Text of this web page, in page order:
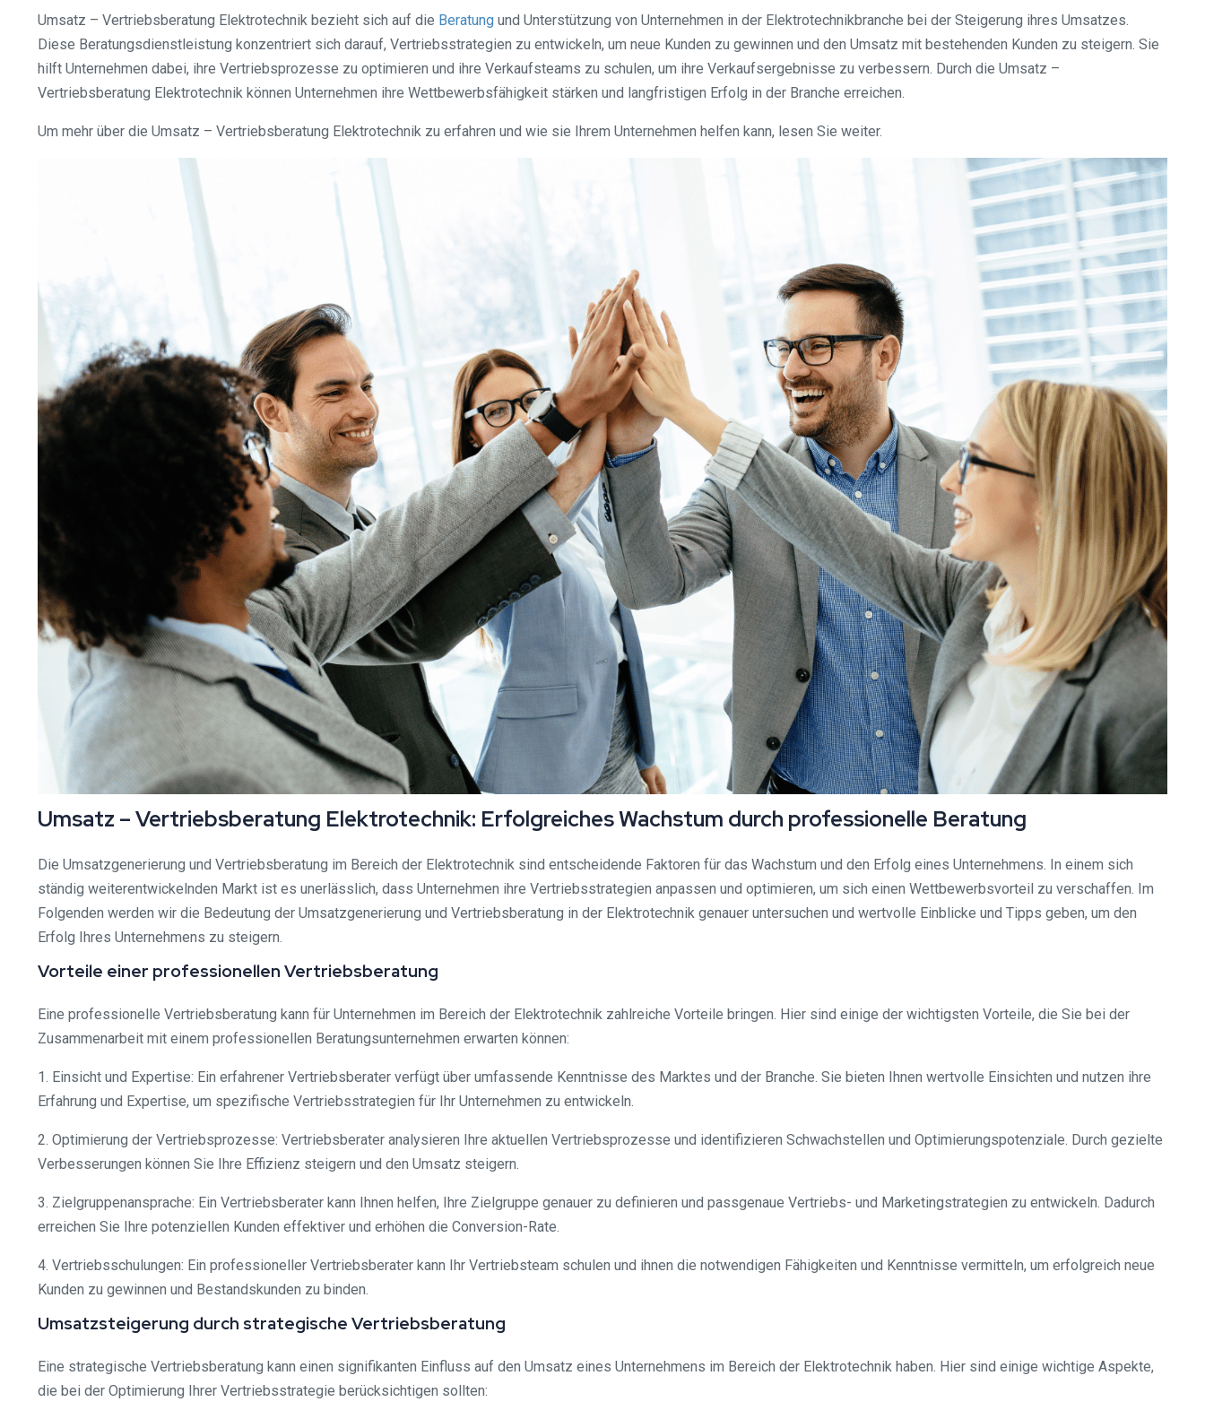
Umsatz – Vertriebsberatung Elektrotechnik bezieht sich auf die Beratung und Unterstützung von Unternehmen in der Elektrotechnikbranche bei der Steigerung ihres Umsatzes.
Diese Beratungsdienstleistung konzentriert sich darauf, Vertriebsstrategien zu entwickeln, um neue Kunden zu gewinnen und den Umsatz mit bestehenden Kunden zu steigern. Sie
hilft Unternehmen dabei, ihre Vertriebsprozesse zu optimieren und ihre Verkaufsteams zu schulen, um ihre Verkaufsergebnisse zu verbessern. Durch die Umsatz –
Vertriebsberatung Elektrotechnik können Unternehmen ihre Wettbewerbsfähigkeit stärken und langfristigen Erfolg in der Branche erreichen.
Um mehr über die Umsatz – Vertriebsberatung Elektrotechnik zu erfahren und wie sie Ihrem Unternehmen helfen kann, lesen Sie weiter.
Umsatz – Vertriebsberatung Elektrotechnik: Erfolgreiches Wachstum durch professionelle Beratung
Die Umsatzgenerierung und Vertriebsberatung im Bereich der Elektrotechnik sind entscheidende Faktoren für das Wachstum und den Erfolg eines Unternehmens. In einem sich
ständig weiterentwickelnden Markt ist es unerlässlich, dass Unternehmen ihre Vertriebsstrategien anpassen und optimieren, um sich einen Wettbewerbsvorteil zu verschaffen. Im
Folgenden werden wir die Bedeutung der Umsatzgenerierung und Vertriebsberatung in der Elektrotechnik genauer untersuchen und wertvolle Einblicke und Tipps geben, um den
Erfolg Ihres Unternehmens zu steigern.
Vorteile einer professionellen Vertriebsberatung
Eine professionelle Vertriebsberatung kann für Unternehmen im Bereich der Elektrotechnik zahlreiche Vorteile bringen. Hier sind einige der wichtigsten Vorteile, die Sie bei der
Zusammenarbeit mit einem professionellen Beratungsunternehmen erwarten können:
1. Einsicht und Expertise: Ein erfahrener Vertriebsberater verfügt über umfassende Kenntnisse des Marktes und der Branche. Sie bieten Ihnen wertvolle Einsichten und nutzen ihre
Erfahrung und Expertise, um spezifische Vertriebsstrategien für Ihr Unternehmen zu entwickeln.
2. Optimierung der Vertriebsprozesse: Vertriebsberater analysieren Ihre aktuellen Vertriebsprozesse und identifizieren Schwachstellen und Optimierungspotenziale. Durch gezielte
Verbesserungen können Sie Ihre Effizienz steigern und den Umsatz steigern.
3. Zielgruppenansprache: Ein Vertriebsberater kann Ihnen helfen, Ihre Zielgruppe genauer zu definieren und passgenaue Vertriebs- und Marketingstrategien zu entwickeln. Dadurch
erreichen Sie Ihre potenziellen Kunden effektiver und erhöhen die Conversion-Rate.
4. Vertriebsschulungen: Ein professioneller Vertriebsberater kann Ihr Vertriebsteam schulen und ihnen die notwendigen Fähigkeiten und Kenntnisse vermitteln, um erfolgreich neue
Kunden zu gewinnen und Bestandskunden zu binden.
Umsatzsteigerung durch strategische Vertriebsberatung
Eine strategische Vertriebsberatung kann einen signifikanten Einfluss auf den Umsatz eines Unternehmens im Bereich der Elektrotechnik haben. Hier sind einige wichtige Aspekte,
die bei der Optimierung Ihrer Vertriebsstrategie berücksichtigen sollten: